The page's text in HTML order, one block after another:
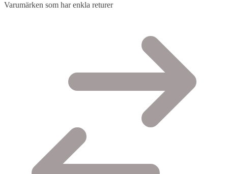
Varumärken som har enkla returer